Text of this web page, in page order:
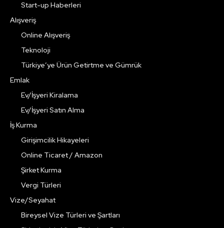
Start-up Haberleri
Alışveriş
Online Alışveriş
Teknoloji
Türkiye’ye Ürün Getirtme ve Gümrük
Emlak
Ev/İşyeri Kiralama
Ev/İşyeri Satın Alma
İş Kurma
Girişimcilik Hikayeleri
Online Ticaret / Amazon
Şirket Kurma
Vergi Türleri
Vize/Seyahat
Bireysel Vize Türleri ve Şartları